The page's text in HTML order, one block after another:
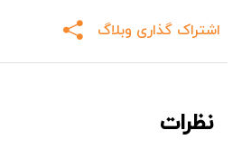
اشتراک گذاری وبلاگ
نظرات